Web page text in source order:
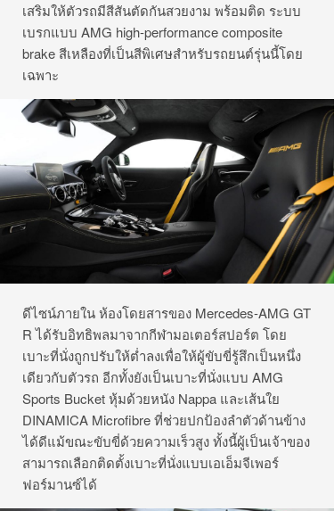
เสริมให้ตัวรถมีสีสันตัดกันสวยงาม พร้อมติด ระบบ
เบรกแบบ AMG high-performance composite
brake สีเหลืองที่เป็นสีพิเศษสำหรับรถยนต์รุ่นนี้โดย
เฉพาะ
ดีไซน์ภายใน ห้องโดยสารของ Mercedes-AMG GT
R ได้รับอิทธิพลมาจากกีฬามอเตอร์สปอร์ต โดย
เบาะที่นั่งถูกปรับให้ต่ำลงเพื่อให้ผู้ขับขี่รู้สึกเป็นหนึ่ง
เดียวกับตัวรถ อีกทั้งยังเป็นเบาะที่นั่งแบบ AMG
Sports Bucket หุ้มด้วยหนัง Nappa และเส้นใย
DINAMICA Microfibre ที่ช่วยปกป้องลำตัวด้านข้าง
ได้ดีแม้ขณะขับขี่ด้วยความเร็วสูง ทั้งนี้ผู้เป็นเจ้าของ
สามารถเลือกติดตั้งเบาะที่นั่งแบบเอเอ็มจีเพอร์
ฟอร์มานซ์ได้